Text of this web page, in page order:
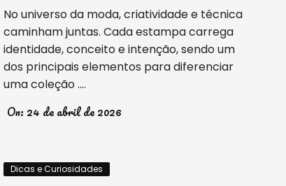
No universo da moda, criatividade e técnica
caminham juntas. Cada estampa carrega
identidade, conceito e intenção, sendo um
dos principais elementos para diferenciar
uma coleção ….
On: 24 de abril de 2026
Dicas e Curiosidades